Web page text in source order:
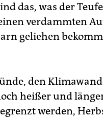
das, was der
verdammten
geliehen
den
heißer und
werden,